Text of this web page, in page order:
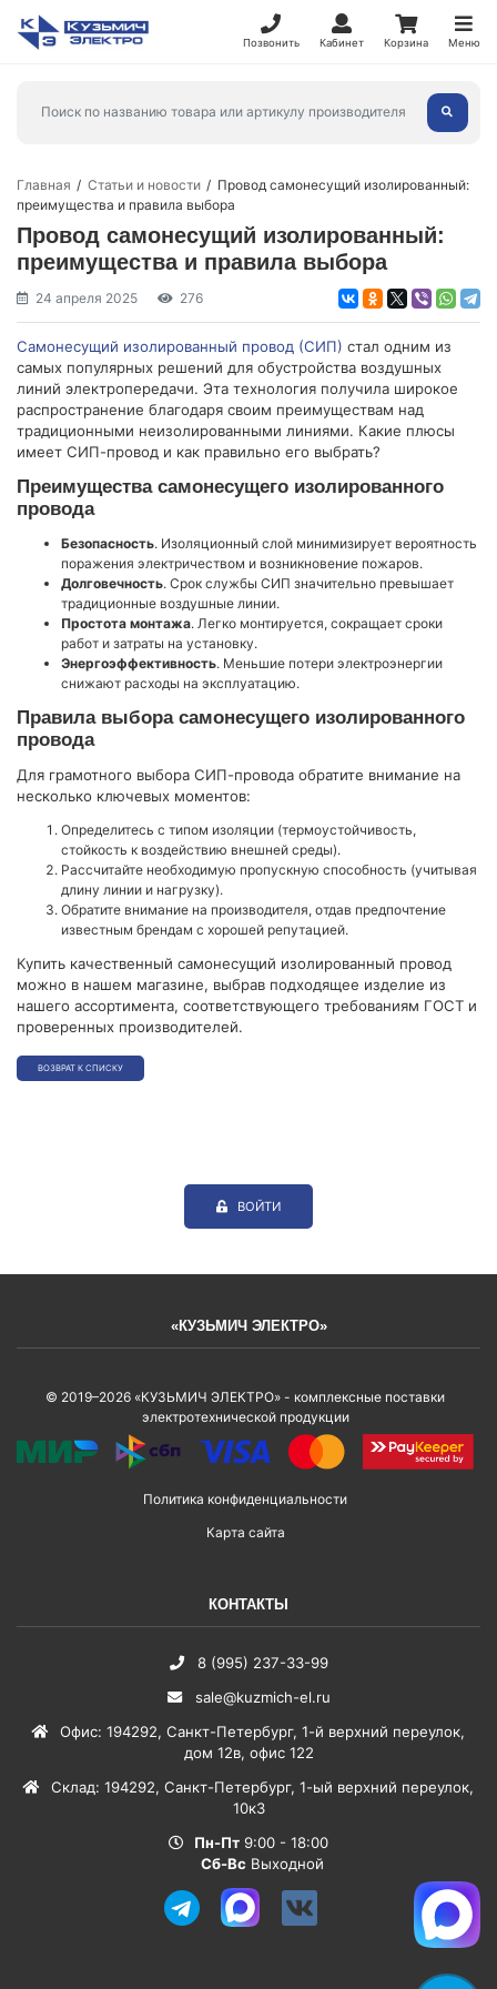
Позвонить Кабинет Корзина Меню
Главная Статьи и новости
Провод самонесущий изолированный:
преимущества и правила выбора
Провод самонесущий изолированный:
преимущества и правила выбора
24 апреля 2025 276
Самонесущий изолированный провод (СИП) стал одним из
самых популярных решений для обустройства воздушных
линий электропередачи. Эта технология получила широкое
распространение благодаря своим преимуществам над
традиционными неизолированными линиями. Какие плюсы
имеет СИП-провод и как правильно его выбрать?
Преимущества самонесущего изолированного
провода
Безопасность. Изоляционный слой минимизирует вероятность
поражения электричеством и возникновение пожаров.
Долговечность. Срок службы СИП значительно превышает
традиционные воздушные линии.
Простота монтажа. Легко монтируется, сокращает сроки
работ и затраты на установку.
Энергоэффективность. Меньшие потери электроэнергии
снижают расходы на эксплуатацию.
Правила выбора самонесущего изолированного
провода
Для грамотного выбора СИП-провода обратите внимание на
несколько ключевых моментов:
Определитесь с типом изоляции (термоустойчивость,
стойкость к воздействию внешней среды).
Рассчитайте необходимую пропускную способность (учитывая
длину линии и нагрузку).
Обратите внимание на производителя, отдав предпочтение
известным брендам с хорошей репутацией.
Купить качественный самонесущий изолированный провод
можно в нашем магазине, выбрав подходящее изделие из
нашего ассортимента, соответствующего требованиям ГОСТ и
проверенных производителей.
ВОЗВРАТ К СПИСКУ
ВОЙТИ
«КУЗЬМИЧ ЭЛЕКТРО»
© 2019–2026 «КУЗЬМИЧ ЭЛЕКТРО» - комплексные поставки
электротехнической продукции
Политика конфиденциальности
Карта сайта
КОНТАКТЫ
8 (995) 237-33-99
sale@kuzmich-el.ru
Офис: 194292, Санкт-Петербург, 1-й верхний переулок,
дом 12в, офис 122
Склад: 194292, Санкт-Петербург, 1-ый верхний переулок,
10к3
Пн-Пт 9:00 - 18:00
Сб-Вс Выходной